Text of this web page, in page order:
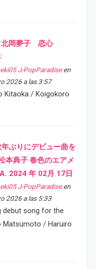
北岡夢子 恋心
J-PopParadiseen
2026 a las 3:57
Kitaoka / Koigokoro
年ぶりにデビュー曲を
本典子 春色のエアメ
2024 年 02月 17日
J-PopParadiseen
2026 a las 5:33
debut song for the
Matsumoto / Haruiro